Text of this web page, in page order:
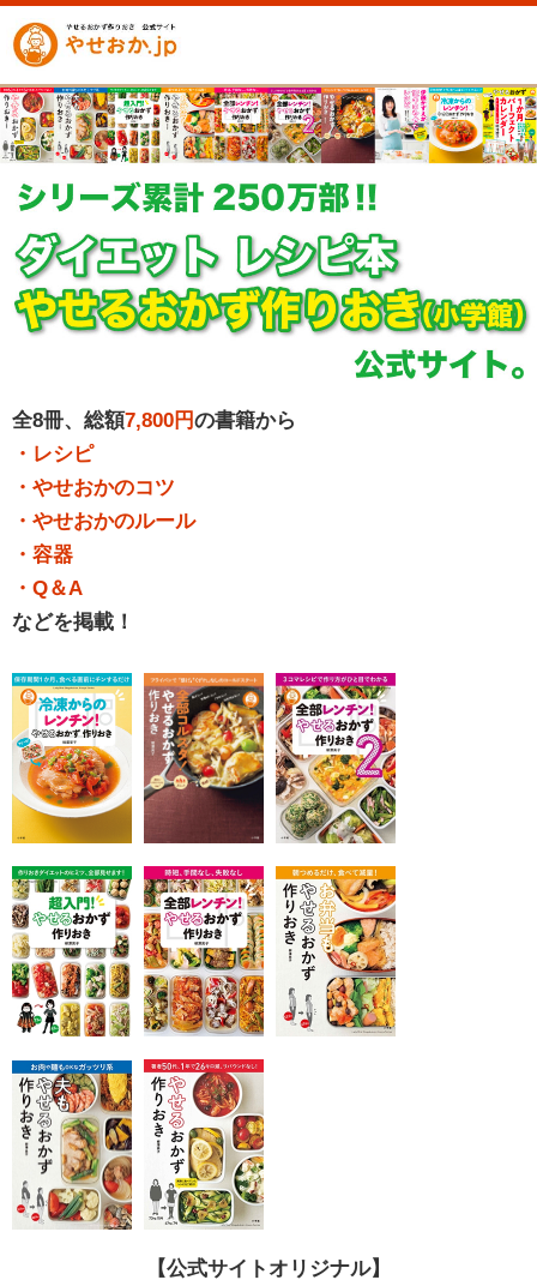
全8冊、総額7,800円の書籍から
・レシピ
・やせおかのコツ
・やせおかのルール
・容器
・Q＆A
などを掲載！
【公式サイトオリジナル】